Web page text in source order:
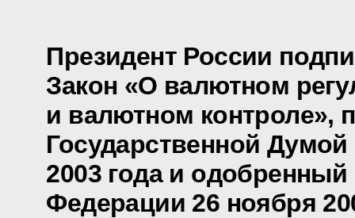
Президент России
Закон «О валютном
и валютном контроле»,
Государственной
2003 года и
Федерации 26 ноября